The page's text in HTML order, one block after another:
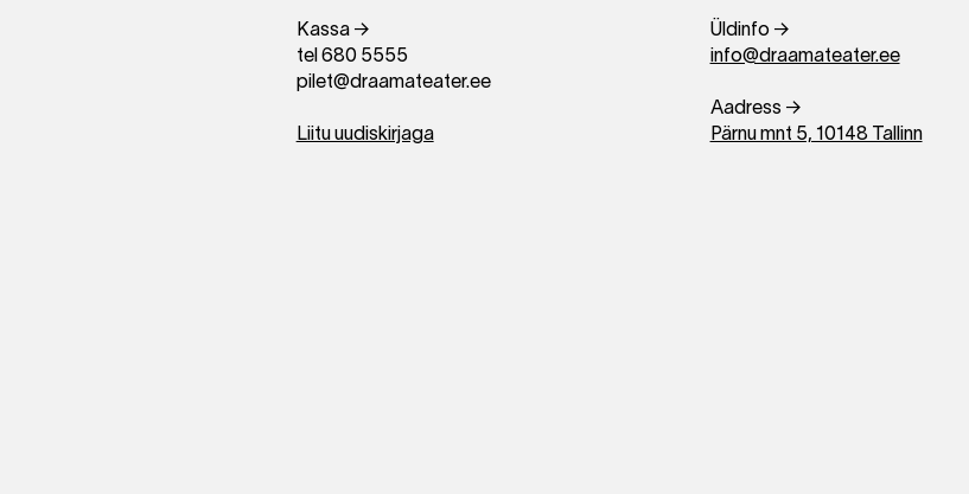
Kassa →
tel 680 5555
pilet@draamateater.ee
Liitu uudiskirjaga
Üldinfo →
info@draamateater.ee
Aadress →
Pärnu mnt 5, 10148 Tallinn